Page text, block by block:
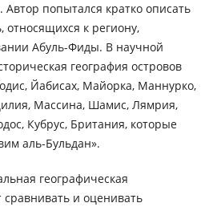
Автор попытался кратко описать
относящихся к региону,
Абуль-Фиды. В научной
география островов
Йабисах, Майорка, Маннурко,
Массина, Шамис, Лямрия,
Кубрус, Британия, которые
аль-Бульдан».
географическая
и оценивать